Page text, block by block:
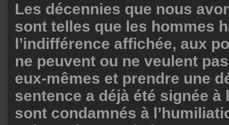
Les décennies que nous
sont telles que les hommes
l’indifférence affichée, aux
ne peuvent ou ne veulent
eux-mêmes et prendre une
sentence a déjà été signée à
sont condamnés à